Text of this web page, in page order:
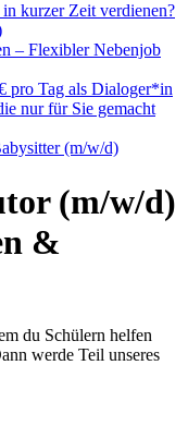
kurzer Zeit verdienen?
– Flexibler Nebenjob
pro Tag als Dialoger*in
nur für Sie gemacht
(m/w/d)
(m/w/d)
&
du Schülern helfen
werde Teil unseres